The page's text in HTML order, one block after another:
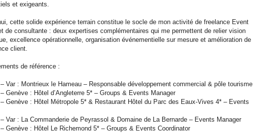
et exigeants.
cette solide expérience terrain constitue le socle de mon activité de freelance Event
de consultante : deux expertises complémentaires qui me permettent de relier vision
excellence opérationnelle, organisation événementielle sur mesure et amélioration de
client.
de référence :
Var : Montrieux le Hameau – Responsable développement commercial & pôle tourisme
Genève : Hôtel d’Angleterre 5* – Groups & Events Manager
Genève : Hôtel Métropole 5* & Restaurant Hôtel du Parc des Eaux-Vives 4* – Events
Var : La Commanderie de Peyrassol & Domaine de La Bernarde – Events Manager
Genève : Hôtel Le Richemond 5* – Groups & Events Coordinator